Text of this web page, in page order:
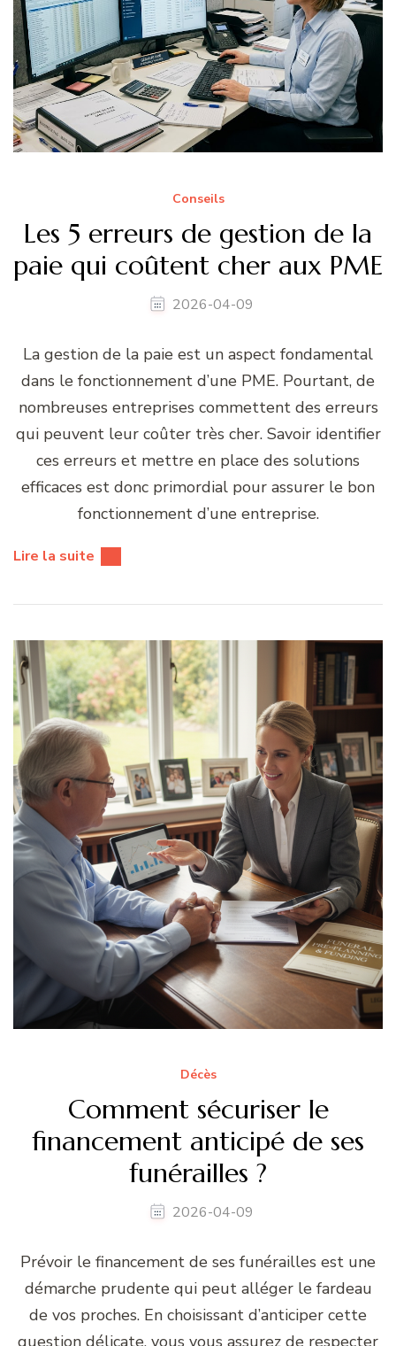
Conseils
Les 5 erreurs de gestion de la
paie qui coûtent cher aux PME
2026-04-09
La gestion de la paie est un aspect fondamental
dans le fonctionnement d’une PME. Pourtant, de
nombreuses entreprises commettent des erreurs
qui peuvent leur coûter très cher. Savoir identifier
ces erreurs et mettre en place des solutions
efficaces est donc primordial pour assurer le bon
fonctionnement d’une entreprise.
Lire la suite
Décès
Comment sécuriser le
financement anticipé de ses
funérailles ?
2026-04-09
Prévoir le financement de ses funérailles est une
démarche prudente qui peut alléger le fardeau
de vos proches. En choisissant d’anticiper cette
question délicate, vous vous assurez de respecter